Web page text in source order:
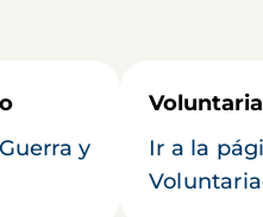
y
Ir a la